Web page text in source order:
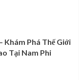
Khám Phá Thế Giới
Tại Nam Phi